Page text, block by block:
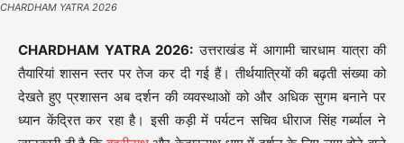
CHARDHAM YATRA 2026
CHARDHAM YATRA 2026: उत्तराखंड में आगामी चारधाम यात्रा की
तैयारियां शासन स्तर पर तेज कर दी गई हैं। तीर्थयात्रियों की बढ़ती संख्या को
देखते हुए प्रशासन अब दर्शन की व्यवस्थाओं को और अधिक सुगम बनाने पर
ध्यान केंद्रित कर रहा है। इसी कड़ी में पर्यटन सचिव धीराज सिंह गर्ब्याल ने